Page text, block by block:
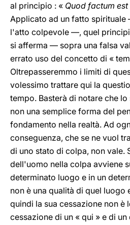
al principio : « Quod factum
Applicato ad un fatto spirituale
l'atto colpevole —, quel
si afferma — sopra una falsa
errato uso del concetto di «
Oltrepasseremmo i limiti di
volessimo trattare qui la
tempo. Basterà di notare che
non una semplice forma del
fondamento nella realtà. Ad
conseguenza, che se ne vuol
di uno stato di colpa, non vale.
dell'uomo nella colpa avviene
determinato luogo e in un
non è una qualità di quel luogo
quindi la sua cessazione non è
cessazione di un « qui » e di un